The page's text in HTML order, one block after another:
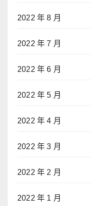
2022 年 8 月
2022 年 7 月
2022 年 6 月
2022 年 5 月
2022 年 4 月
2022 年 3 月
2022 年 2 月
2022 年 1 月